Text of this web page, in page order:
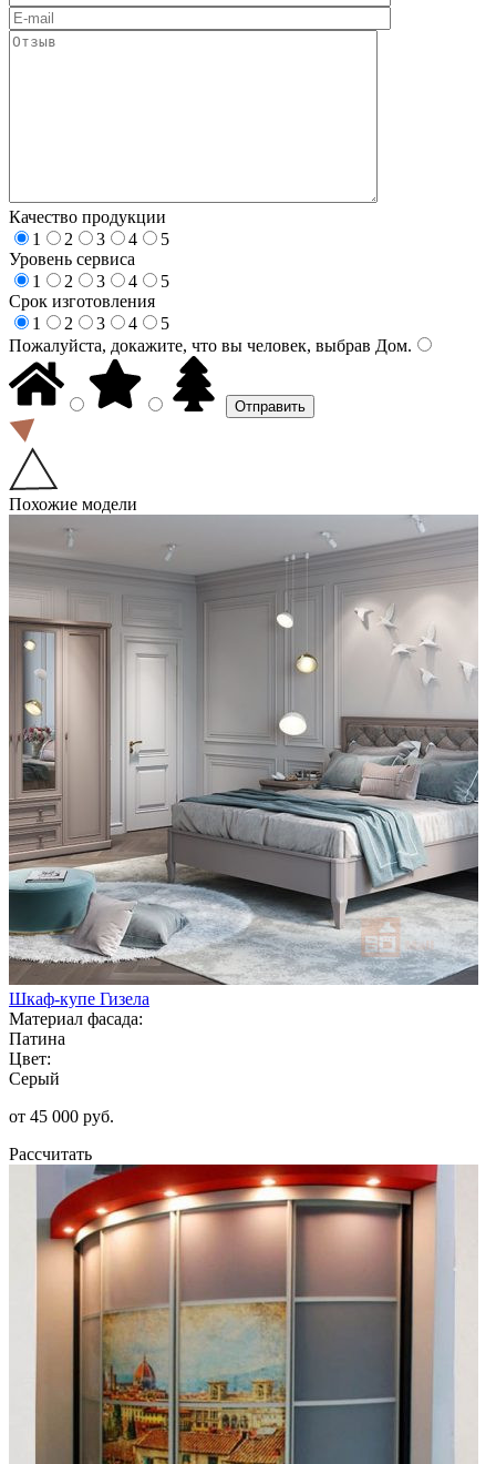
Качество продукции
1
2 3 4
5
Уровень сервиса
1
2 3 4
5
Срок изготовления
1
2 3 4
5
Пожалуйста, докажите, что вы человек, выбрав Дом.
Похожие модели
Шкаф-купе Гизела
Материал фасада:
Патина
Цвет:
Серый
от 45 000 руб.
Рассчитать